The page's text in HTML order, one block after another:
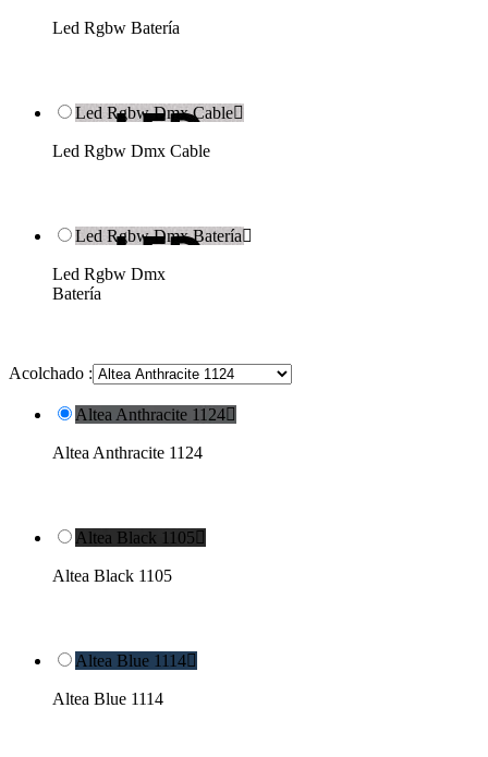
Led Rgbw Batería
Led Rgbw Dmx Cable
Led Rgbw Dmx Cable
Led Rgbw Dmx Batería
Led Rgbw Dmx
Batería
Acolchado :
Altea Anthracite 1124
Altea Anthracite 1124
Altea Black 1105
Altea Black 1105
Altea Blue 1114
Altea Blue 1114